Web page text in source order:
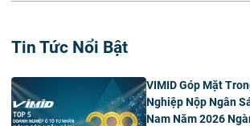
Tin Tức Nổi Bật
VIMID Góp Mặt
Nghiệp Nộp Ngân
Nam Năm 2026